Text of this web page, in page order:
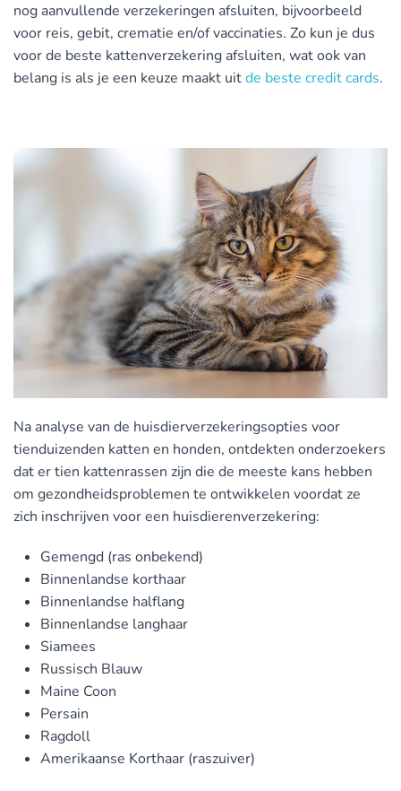
nog aanvullende verzekeringen afsluiten, bijvoorbeeld
voor reis, gebit, crematie en/of vaccinaties. Zo kun je dus
voor de beste kattenverzekering afsluiten, wat ook van
belang is als je een keuze maakt uitde beste credit cards.
Na analyse van de huisdierverzekeringsopties voor
tienduizenden katten en honden, ontdekten onderzoekers
dat er tien kattenrassen zijn die de meeste kans hebben
om gezondheidsproblemen te ontwikkelen voordat ze
zich inschrijven voor een huisdierenverzekering:
Gemengd (ras onbekend)
Binnenlandse korthaar
Binnenlandse halflang
Binnenlandse langhaar
Siamees
Russisch Blauw
Maine Coon
Persain
Ragdoll
Amerikaanse Korthaar (raszuiver)